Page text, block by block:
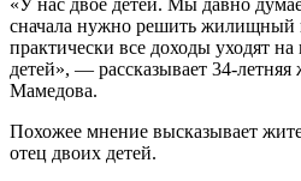
сначала нужно решить жилищный
практически все доходы уходят
детей», — рассказывает 34-
Мамедова.
Похожее мнение высказывает
отец двоих детей.